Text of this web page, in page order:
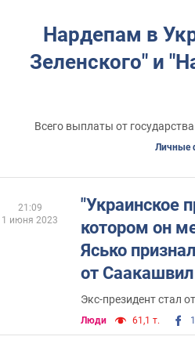
Нардепам в
Зеленского" и
Всего выплаты от
Личные
"Украинское
котором он
Ясько
от
Экс-президент стал
Люди 61,1 т.
21:09
1 июня 2023